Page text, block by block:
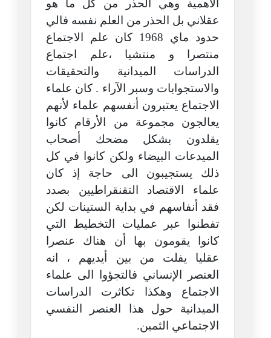
الأهمية وهي الحذر من كل ما هو
عقلاني بل الحذر من العلم نفسه فالي
حدود ماي 1968 كان علم الاجتماع
منتصرا و منتشيا ،علم اجتماع
الدراسات الميدانية والتحقيقات
والاستجوابات وسبر الآراء . كان علماء
الاجتماع يعتبرون أنفسهم علماء لأنهم
يعالجون مجموعة من الأرقام كانوا
يقلدون بشكل مضحك أصحاب
الميدعات البيضاء ولكن كانوا في كل
ذلك يستجيبون الى حاجة إذ كان
علماء الاقتصاد التقنقراطيين بصدد
فقد أنفاسهم في بداية الستينات لكن
تفطنوا عبر عمليات التخطيط التي
كانوا يقومون بها أن هناك عنصرا
عقليا يفلت من بين أيديهم ، انه
العنصر الإنساني فالتجؤوا الى علماء
الاجتماع وهكذا تكاثرت الدراسات
الميدانية حول هذا العنصر النفسي
الاجتماعي الثمين.